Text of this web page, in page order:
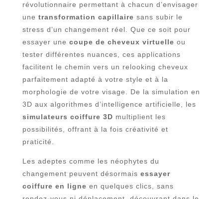
révolutionnaire permettant à chacun d’envisager
une transformation capillaire sans subir le
stress d’un changement réel. Que ce soit pour
essayer une coupe de cheveux virtuelle ou
tester différentes nuances, ces applications
facilitent le chemin vers un relooking cheveux
parfaitement adapté à votre style et à la
morphologie de votre visage. De la simulation en
3D aux algorithmes d’intelligence artificielle, les
simulateurs coiffure 3D multiplient les
possibilités, offrant à la fois créativité et
praticité.
Les adeptes comme les néophytes du
changement peuvent désormais essayer
coiffure en ligne en quelques clics, sans